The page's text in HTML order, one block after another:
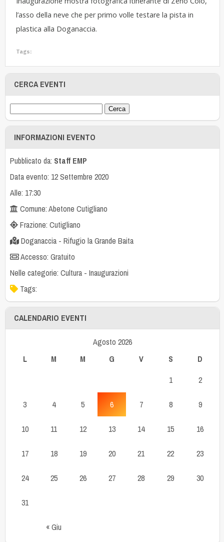
l’asso della neve che per primo volle testare la pista in
plastica alla Doganaccia.
Tags:
CERCA EVENTI
INFORMAZIONI EVENTO
Pubblicato da: Staff EMP
Data evento: 12 Settembre 2020
Alle: 17:30
Comune: Abetone Cutigliano
Frazione: Cutigliano
Doganaccia - Rifugio la Grande Baita
Accesso: Gratuito
Nelle categorie: Cultura- Inaugurazioni
Tags:
CALENDARIO EVENTI
Agosto 2026
L
M M G V S D
« Giu
1 2
3 4 5 6 7 8 9
10 11 12 13 14 15 16
17 18 19 20 21 22 23
24 25 26 27 28 29 30
31